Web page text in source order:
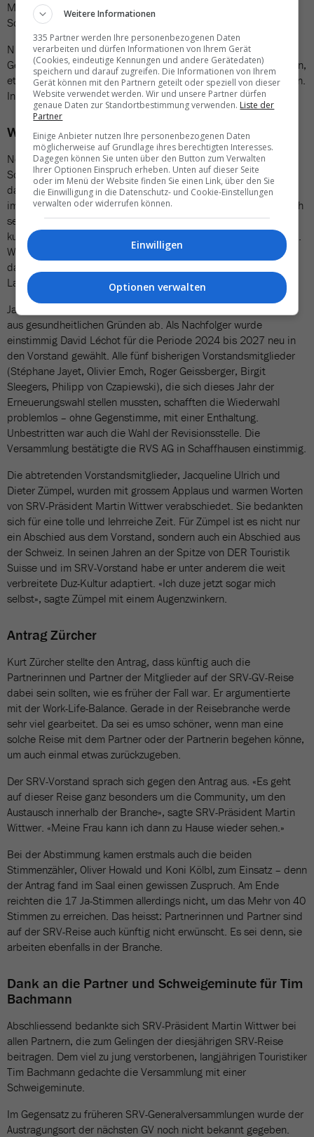
Moment einiges darauf hin, dass wir ein eigenes Gesetz für die
Schweiz anstreben sollten.»
Nicole Pfammatter (Aus- und Weiterbildung) und Roger
Geissberger (Flug) hielten sich bewusst sehr kurz – im Bestreben,
etwas Zeit zu gewinnen, um rechtzeitig beim Mittagessen zu sein.
In beiden Fällen fiel die Bilanz überwiegend positiv aus.
Wahlen
Neu und einstimmig in den Vorstand gewählt wurde Stephanie
Schulze zur Wiesch, seit Juni CEO von DER Touristik Suisse und
damit Nachfolgerin von Dieter Zümpel. Ihn ersetzt sie jetzt auch
im SRV-Vorstand. Sie habe sich bestens eingelebt und fühle sich
sehr wohl in ihrem neuen Job, sagte Schulze zur Wiesch in ihrer
kurzen Ansprache. «Ich bin also gut angekommen in der Schweiz.
Wenn Sie mich jetzt in den Vorstand wählen, bestätigen Sie mir,
dass Sie das auch so sehen, sagte sie mit einem herzlichen
Lachen.»
Jacqueline Ulrich trat als Vertreterin der Westschweizer Retailer
aus gesundheitlichen Gründen ab. Als Nachfolger wurde
einstimmig David Léchot für die Periode 2024 bis 2027 neu in
den Vorstand gewählt. Alle fünf bisherigen Vorstandsmitglieder
(Stéphane Jayet, Olivier Emch, Roger Geissberger, Birgit
Sleegers, Philipp von Czapiewski), die sich dieses Jahr der
Erneuerungswahl stellen mussten, schafften die Wiederwahl
problemlos – ohne Gegenstimme, mit einer Enthaltung.
Unbestritten war auch die Wahl der Revisionsstelle. Die
Versammlung bestätigte die RVS AG in Schaffhausen einstimmig.
Die abtretenden Vorstandsmitglieder, Jacqueline Ulrich und
Dieter Zümpel, wurden mit grossem Applaus und warmen Worten
von SRV-Präsident Martin Wittwer verabschiedet. Sie bedankten
sich für eine tolle und lehrreiche Zeit. Für Zümpel ist es nicht nur
ein Abschied aus dem Vorstand, sondern auch ein Abschied aus
der Schweiz. In seinen Jahren an der Spitze von DER Touristik
Suisse und im SRV-Vorstand habe er unter anderem die weit
verbreitete Duz-Kultur adaptiert. «Ich duze jetzt sogar mich
selbst», sagte Zümpel mit einem Augenzwinkern.
Antrag Zürcher
Kurt Zürcher stellte den Antrag, dass künftig auch die
Partnerinnen und Partner der Mitglieder auf der SRV-GV-Reise
dabei sein sollten, wie es früher der Fall war. Er argumentierte
mit der Work-Life-Balance. Gerade in der Reisebranche werde
sehr viel gearbeitet. Da sei es umso schöner, wenn man eine
solche Reise mit dem Partner oder der Partnerin begehen könne,
um auch einmal etwas zurückzugeben.
Der SRV-Vorstand sprach sich gegen den Antrag aus. «Es geht
auf dieser Reise ganz besonders um die Community, um den
Austausch innerhalb der Branche», sagte SRV-Präsident Martin
Wittwer. «Meine Frau kann ich dann zu Hause wieder sehen.»
Bei der Abstimmung kamen erstmals auch die beiden
Stimmenzähler, Oliver Howald und Koni Kölbl, zum Einsatz – denn
der Antrag fand im Saal einen gewissen Zuspruch. Am Ende
reichten die 17 Ja-Stimmen allerdings nicht, um das Mehr von 40
Stimmen zu erreichen. Das heisst: Partnerinnen und Partner sind
auf der SRV-Reise auch künftig nicht erwünscht. Es sei denn, sie
arbeiten ebenfalls in der Branche.
Dank an die Partner und Schweigeminute für Tim
Bachmann
Abschliessend bedankte sich SRV-Präsident Martin Wittwer bei
allen Partnern, die zum Gelingen der diesjährigen SRV-Reise
beitragen. Dem viel zu jung verstorbenen, langjährigen Touristiker
Tim Bachmann gedachte die Versammlung mit einer
Schweigeminute.
Im Gegensatz zu früheren SRV-Generalversammlungen wurde der
Austragungsort der nächsten GV noch nicht bekannt gegeben.
Weitere Informationen
335 Partner werden Ihre personenbezogenen Daten
verarbeiten und dürfen Informationen von Ihrem Gerät
(Cookies, eindeutige Kennungen und andere Gerätedaten)
speichern und darauf zugreifen. Die Informationen von Ihrem
Gerät können mit den Partnern geteilt oder speziell von dieser
Website verwendet werden. Wir und unsere Partner dürfen
genaue Daten zur Standortbestimmung verwenden. Liste der
Partner
Einige Anbieter nutzen Ihre personenbezogenen Daten
möglicherweise auf Grundlage ihres berechtigten Interesses.
Dagegen können Sie unten über den Button zum Verwalten
Ihrer Optionen Einspruch erheben. Unten auf dieser Seite
oder im Menü der Website finden Sie einen Link, über den Sie
die Einwilligung in die Datenschutz- und Cookie-Einstellungen
verwalten oder widerrufen können.
Einwilligen
Optionen verwalten